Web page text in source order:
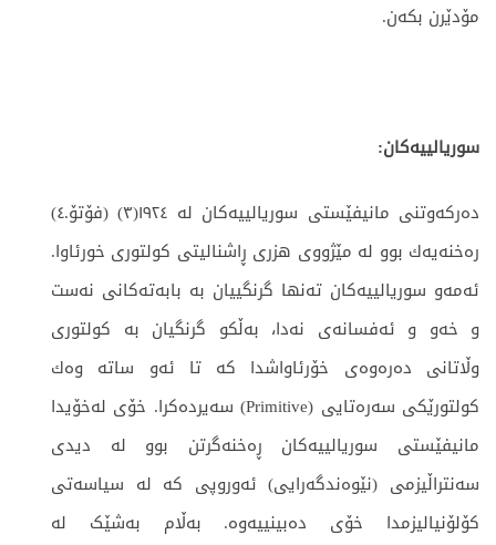
مۆدێرن بکەن.
سوریالییەکان:
دەرکەوتنی مانیفێستی سوریالییەکان لە ١٩٢٤(٣) (فۆتۆ.٤)
رەخنەیەك بوو لە مێژووی هزری ڕاشنالیتی کولتوری خورئاوا.
ئەمەو سوریالییەکان تەنها گرنگییان بە بابەتەکانی نەست
و خەو و ئەفسانەی نەدا، بەڵكو گرنگیان بە کولتوری
وڵاتانی دەرەوەی خۆرئاواشدا كە تا ئەو ساتە وەك
کولتورێكی سەرەتایی (Primitive) سەیردەكرا. خۆی لەخۆیدا
مانیفێستی سوریالییەکان ڕەخنەگرتن بوو لە دیدی
سەنتراڵیزمی (نێوەندگەرایی) ئەوروپی كە لە سیاسەتی
كۆلۆنیالیزمدا خۆی دەبینییەوە. بەڵام بەشێک لە